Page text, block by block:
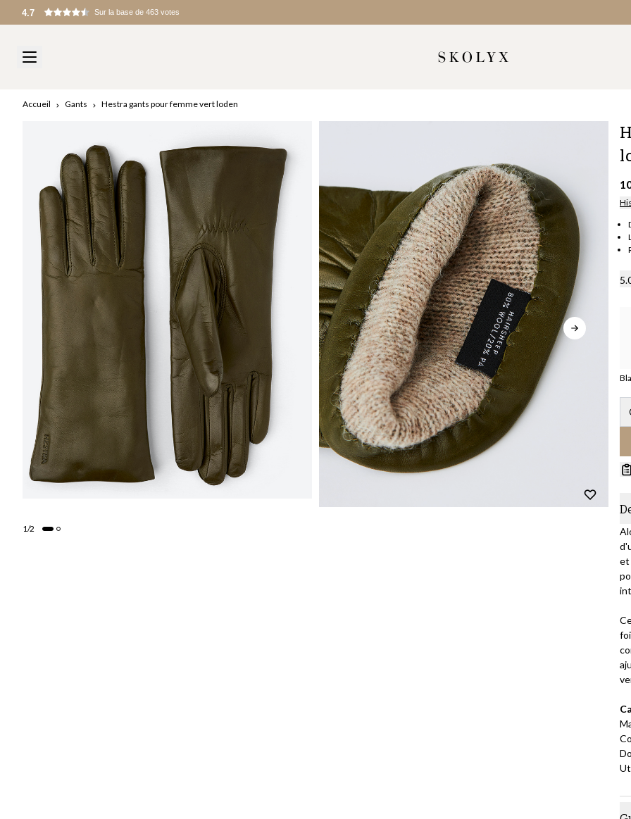
Droits de douane et frais à l’importation appliqués à l’arrivée
Accueil Gants Hestra gants pour femme vert loden
1/2
et